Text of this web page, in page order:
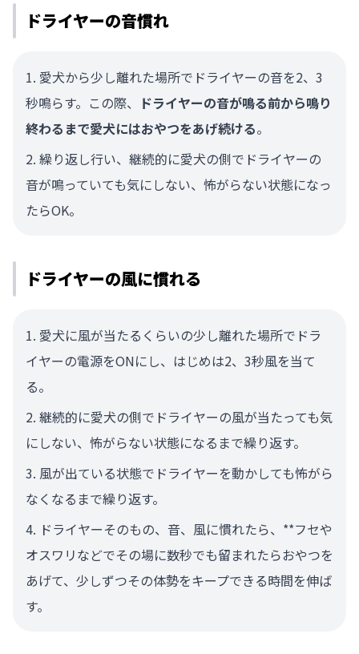
ドライヤーの音慣れ
愛犬から少し離れた場所でドライヤーの音を2、3
秒鳴らす。この際、
ドライヤーの音が鳴る前から鳴り
終わるまで愛犬にはおやつをあげ続ける。
繰り返し行い、継続的に愛犬の側でドライヤーの
音が鳴っていても気にしない、怖がらない状態になっ
たらOK。
ドライヤーの風に慣れる
愛犬に風が当たるくらいの少し離れた場所でドラ
イヤーの電源をONにし、はじめは2、3秒風を当て
る。
継続的に愛犬の側でドライヤーの風が当たっても気
にしない、怖がらない状態になるまで繰り返す。
風が出ている状態でドライヤーを動かしても怖がら
なくなるまで繰り返す。
ドライヤーそのもの、音、風に慣れたら、**フセや
オスワリなどでその場に数秒でも留まれたらおやつを
あげて、少しずつその体勢をキープできる時間を伸ば
す。